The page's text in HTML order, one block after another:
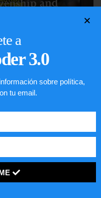
en
a
3.0
sobre política,
tu email.